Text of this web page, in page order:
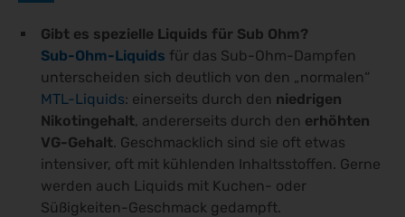
Gibt es spezielle Liquids für Sub Ohm?
Sub-Ohm-Liquids für das Sub-Ohm-Dampfen
unterscheiden sich deutlich von den „normalen“
MTL-Liquids: einerseits durch den niedrigen
Nikotingehalt, andererseits durch den erhöhten
VG-Gehalt. Geschmacklich sind sie oft etwas
intensiver, oft mit kühlenden Inhaltsstoffen. Gerne
werden auch Liquids mit Kuchen- oder
Süßigkeiten-Geschmack gedampft.